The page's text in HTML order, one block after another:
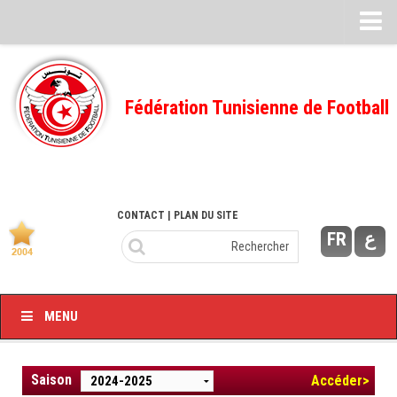
Feuille de match
FMI – 2022/2023
Ligue I – 2022/2023
Ligue I – 2020/2021
Ligue I – 2019/2020
–Ligue I-
Fédération Tunisienne de Football
FR ع
CONTACT | PLAN DU SITE
MENU
Saison Accéder>